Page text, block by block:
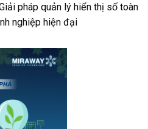
pháp quản lý hiển thị số toàn
nghiệp hiện đại